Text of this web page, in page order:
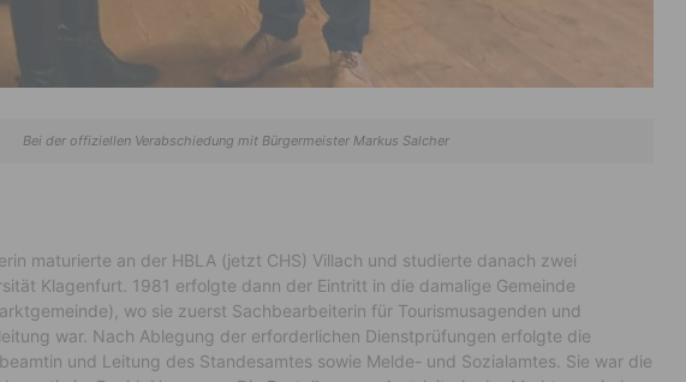
Bei der offiziellen Verabschiedung mit Bürgermeister Markus Salcher
maturierte an der HBLA (jetzt CHS) Villach und studierte danach zwei
Klagenfurt. 1981 erfolgte dann der Eintritt in die damalige Gemeinde
wo sie zuerst Sachbearbeiterin für Tourismusagenden und
war. Nach Ablegung der erforderlichen Dienstprüfungen erfolgte die
und Leitung des Standesamtes sowie Melde- und Sozialamtes. Sie war die